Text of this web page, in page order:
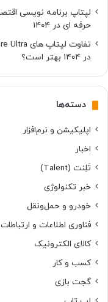
حرفه ای در ۱۴۰۴
در ۱۴۰۴ بهتر است؟
دسته‌ها
اپلیکیشن و نرم‌افزار
اخبار
تَلِنت (Talent)
خبر تکنولوژی
خودرو و حمل‌و‌نقل
فناوری اطلاعات و ارتباطات
کالای الکترونیک
کسب و کار
گجت بازی